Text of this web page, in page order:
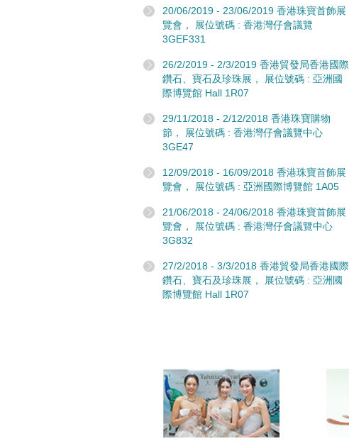
20/06/2019 - 23/06/2019 香港珠寶首飾展
覽會， 展位號碼 : 香港灣仔會議覽
3GEF331
26/2/2019 - 2/3/2019 香港貿發局香港國際
鑽石、寶石及珍珠展， 展位號碼 : 亞洲國
際博覽館 Hall 1R07
29/11/2018 - 2/12/2018 香港珠寶購物
節， 展位號碼 : 香港灣仔會議覽中心
3GE47
12/09/2018 - 16/09/2018 香港珠寶首飾展
覽會， 展位號碼 : 亞洲國際博覽館 1A05
21/06/2018 - 24/06/2018 香港珠寶首飾展
覽會， 展位號碼 : 香港灣仔會議覽中心
3G832
27/2/2018 - 3/3/2018 香港貿發局香港國際
鑽石、寶石及珍珠展， 展位號碼 : 亞洲國
際博覽館 Hall 1R07